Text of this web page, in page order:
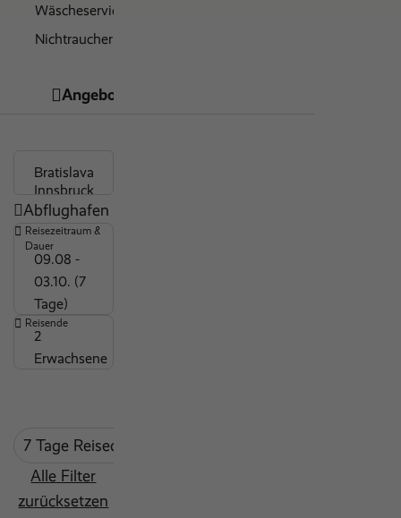
Wäscheservice
Nichtraucher Zimmer
Restaurant
Angebote
Abflughafen
Reisezeitraum &
Dauer
09.08 -
03.10. (7
Tage)
Reisende
2
Erwachsene
7 Tage Reisedauer
Alle Filter
zurücksetzen